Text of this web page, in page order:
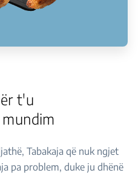
t'u
Tabakaja që nuk ngjet
pa problem, duke ju dhënë